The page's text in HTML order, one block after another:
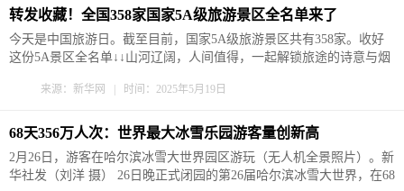
转发收藏！全国358家国家5A级旅游景区全名单来了
今天是中国旅游日。截至目前，国家5A级旅游景区共有358家。收好
这份5A景区全名单↓↓山河辽阔，人间值得，一起解锁旅途的诗意与烟
来源：新华网 | 时间：2025年5月19日
68天356万人次：世界最大冰雪乐园游客量创新高
2月26日，游客在哈尔滨冰雪大世界园区游玩（无人机全景照片）。新
华社发（刘洋 摄） 26日晚正式闭园的第26届哈尔滨冰雪大世界，在68